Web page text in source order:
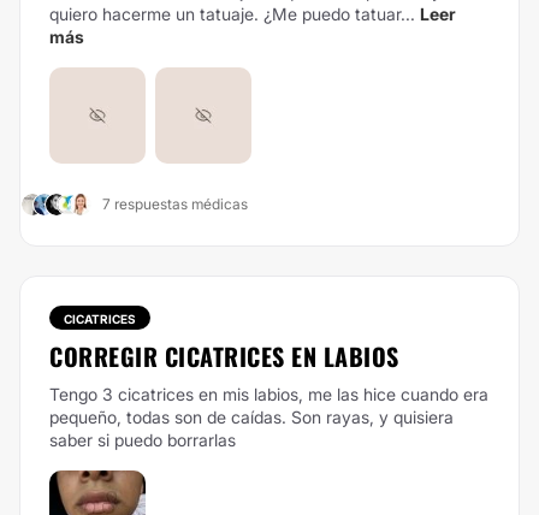
quiero hacerme un tatuaje. ¿Me puedo tatuar... Leer
más
7 respuestas médicas
CICATRICES
CORREGIR CICATRICES EN LABIOS
Tengo 3 cicatrices en mis labios, me las hice cuando era
pequeño, todas son de caídas. Son rayas, y quisiera
saber si puedo borrarlas